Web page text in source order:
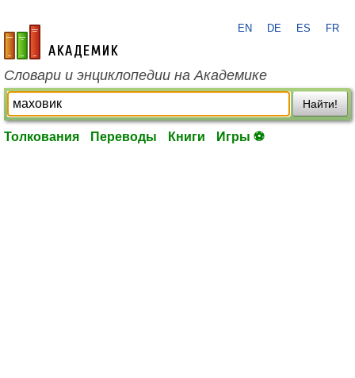
academic.ru
EN DE ES FR
Словари и энциклопедии на Академике
Найти!
Толкования Переводы Книги Игры ⚽